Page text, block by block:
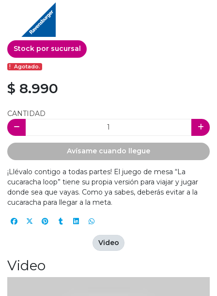
Stock por sucursal
Agotado.
$ 8.990
CANTIDAD
Avísame cuando llegue
¡Llévalo contigo a todas partes! El juego de mesa “La
cucaracha loop” tiene su propia versión para viajar y jugar
donde sea que vayas. Como ya sabes, deberás evitar a la
cucaracha para llegar a la meta.
Video
Video